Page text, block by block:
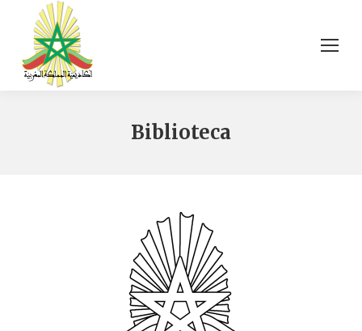
Biblioteca